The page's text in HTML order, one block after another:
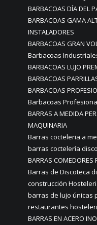
BARBACOAS DÍA DEL
BARBACOAS GAMA
INSTALADORES
BARBACOAS GRAN
Barbacoas
BARBACOAS LUJO
BARBACOAS
BARBACOAS
Barbacoas
BARRAS A MEDIDA
MAQUINARIA
Barras cocteleria a
barras coctelería
BARRAS COMEDORES
Barras de Discoteca
construcción
barras de lujo únicas
restaurantes
BARRAS EN ACERO